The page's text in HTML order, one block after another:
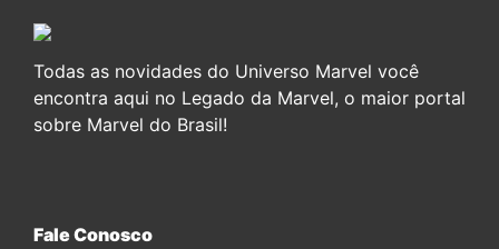
Todas as novidades do Universo Marvel você
encontra aqui no Legado da Marvel, o maior portal
sobre Marvel do Brasil!
Fale Conosco